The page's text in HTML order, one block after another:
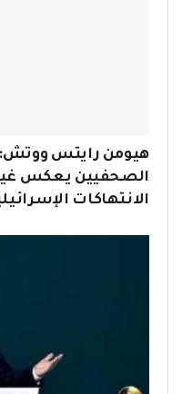
هيومن رايتس
الصحفيين يعكس
الانتهاكات